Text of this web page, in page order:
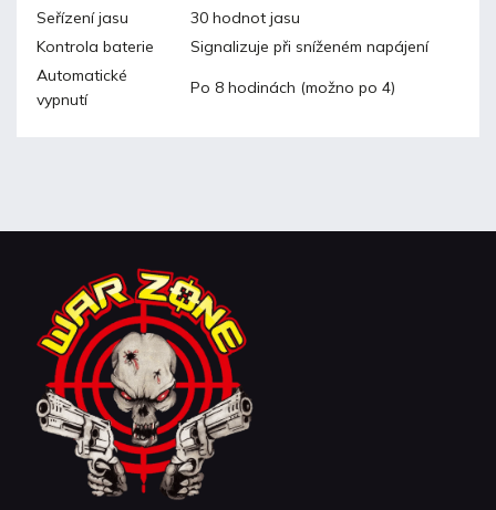
Seřízení jasu
30 hodnot jasu
Kontrola baterie
Signalizuje při sníženém napájení
Automatické
vypnutí
Po 8 hodinách (možno po 4)